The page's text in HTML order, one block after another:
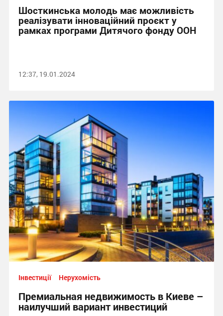
Шосткинська молодь має можливість
реалізувати інноваційний проєкт у
рамках програми Дитячого фонду ООН
12:37, 19.01.2024
Інвестиції Нерухомість
Премиальная недвижимость в Киеве –
наилучший вариант инвестиций